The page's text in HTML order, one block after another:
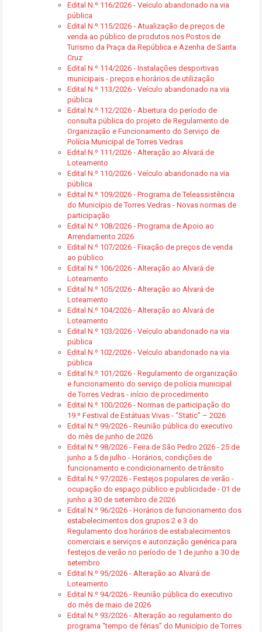
Edital N.º 116/2026 - Veículo abandonado na via
pública
Edital N.º 115/2026 - Atualização de preços de
venda ao público de produtos nos Postos de
Turismo da Praça da República e Azenha de Santa
Cruz
Edital N.º 114/2026 - Instalações desportivas
municipais - preços e horários de utilização
Edital N.º 113/2026 - Veículo abandonado na via
pública
Edital N.º 112/2026 - Abertura do período de
consulta pública do projeto de Regulamento de
Organização e Funcionamento do Serviço de
Polícia Municipal de Torres Vedras
Edital N.º 111/2026 - Alteração ao Alvará de
Loteamento
Edital N.º 110/2026 - Veículo abandonado na via
pública
Edital N.º 109/2026 - Programa de Teleassistência
do Município de Torres Vedras - Novas normas de
participação
Edital N.º 108/2026 - Programa de Apoio ao
Arrendamento 2026
Edital N.º 107/2026 - Fixação de preços de venda
ao público
Edital N.º 106/2026 - Alteração ao Alvará de
Loteamento
Edital N.º 105/2026 - Alteração ao Alvará de
Loteamento
Edital N.º 104/2026 - Alteração ao Alvará de
Loteamento
Edital N.º 103/2026 - Veículo abandonado na via
pública
Edital N.º 102/2026 - Veículo abandonado na via
pública
Edital N.º 101/2026 - Regulamento de organização
e funcionamento do serviço de polícia municipal
de Torres Vedras - início de procedimento
Edital N.º 100/2026 - Normas de participação do
19.º Festival de Estátuas Vivas - “Static” – 2026
Edital N.º 99/2026 - Reunião pública do executivo
do mês de junho de 2026
Edital N.º 98/2026 - Feira de São Pedro 2026 - 25 de
junho a 5 de julho - Horários, condições de
funcionamento e condicionamento de trânsito
Edital N.º 97/2026 - Festejos populares de verão -
ocupação do espaço público e publicidade - 01 de
junho a 30 de setembro de 2026
Edital N.º 96/2026 - Horários de funcionamento dos
estabelecimentos dos grupos 2 e 3 do
Regulamento dos horários de estabalecimentos
comerciais e serviços e autorização genérica para
festejos de verão no período de 1 de junho a 30 de
setembro
Edital N.º 95/2026 - Alteração ao Alvará de
Loteamento
Edital N.º 94/2026 - Reunião pública do executivo
do mês de maio de 2026
Edital N.º 93/2026 - Alteração ao regulamento do
programa “tempo de férias” do Município de Torres